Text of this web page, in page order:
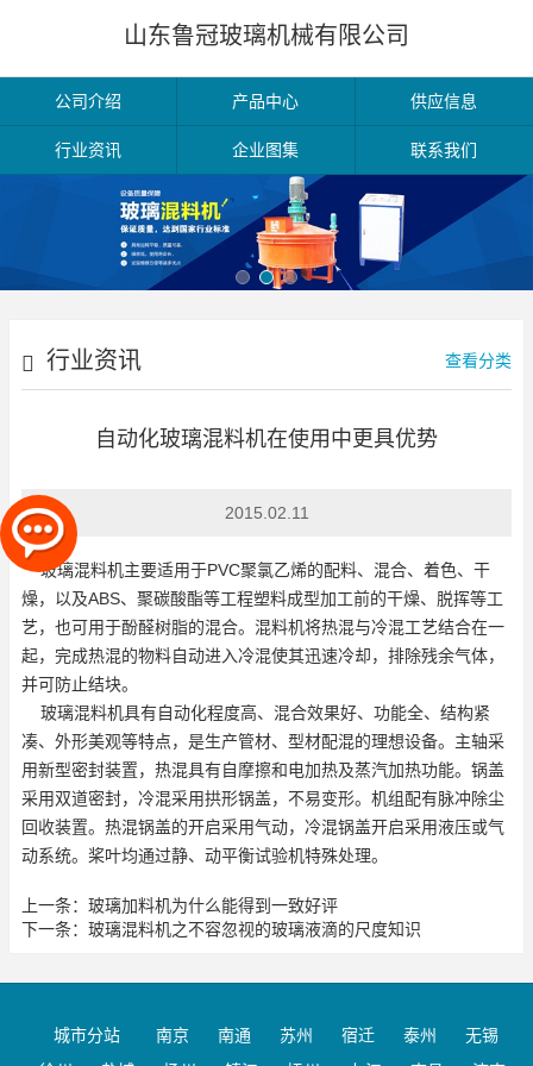
山东鲁冠玻璃机械有限公司
公司介绍 产品中心 供应信息
行业资讯 企业图集 联系我们
行业资讯 查看分类
自动化玻璃混料机在使用中更具优势
2015.02.11
玻璃混料机主要适用于PVC聚氯乙烯的配料、混合、着色、干
燥，以及ABS、聚碳酸酯等工程塑料成型加工前的干燥、脱挥等工
艺，也可用于酚醛树脂的混合。混料机将热混与冷混工艺结合在一
起，完成热混的物料自动进入冷混使其迅速冷却，排除残余气体，
并可防止结块。
玻璃混料机具有自动化程度高、混合效果好、功能全、结构紧
凑、外形美观等特点，是生产管材、型材配混的理想设备。主轴采
用新型密封装置，热混具有自摩擦和电加热及蒸汽加热功能。锅盖
采用双道密封，冷混采用拱形锅盖，不易变形。机组配有脉冲除尘
回收装置。热混锅盖的开启采用气动，冷混锅盖开启采用液压或气
动系统。桨叶均通过静、动平衡试验机特殊处理。
上一条： 玻璃加料机为什么能得到一致好评
下一条： 玻璃混料机之不容忽视的玻璃液滴的尺度知识
城市分站 南京 南通 苏州 宿迁 泰州
无锡